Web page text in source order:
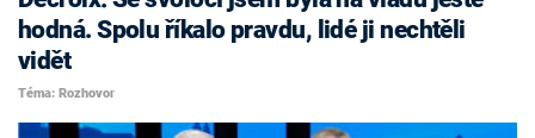
hodná. Spolu říkalo pravdu, lidé ji nechtěli
vidět
Téma: Rozhovor